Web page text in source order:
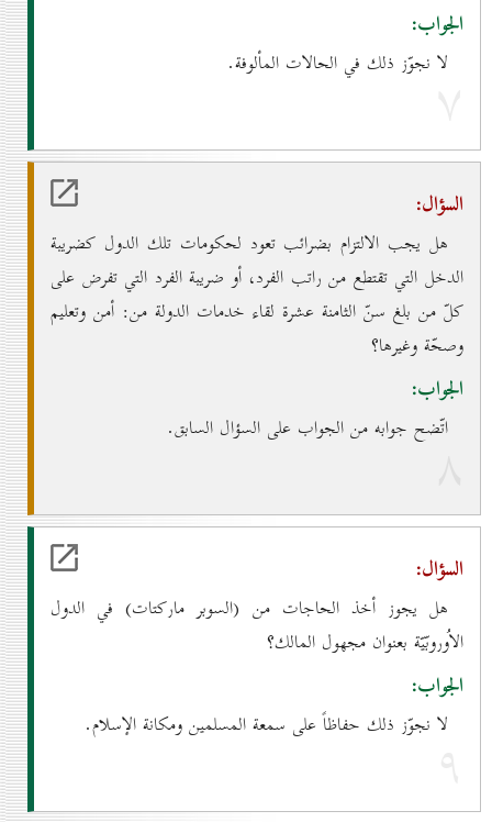
الجواب:
لا نجوّز ذلك في الحالات المألوفة.
۷
السؤال:
هل يجب الالتزام بضرائب تعود لحكومات تلك الدول كضريبة
الدخل التي تقتطع من راتب الفرد، أو ضريبة الفرد التي تفرض على
كلّ من بلغ سنّ الثامنة عشرة لقاء خدمات الدولة من: أمن وتعليم
وصحّة وغيرها؟
الجواب:
اتّضح جوابه من الجواب على السؤال السابق.
۸
السؤال:
هل يجوز أخذ الحاجات من (السوبر ماركتات) في الدول
الاُوروبّيّة بعنوان مجهول المالك؟
الجواب:
لا نجوّز ذلك حفاظاً على سمعة المسلمين ومكانة الإسلام.
۹